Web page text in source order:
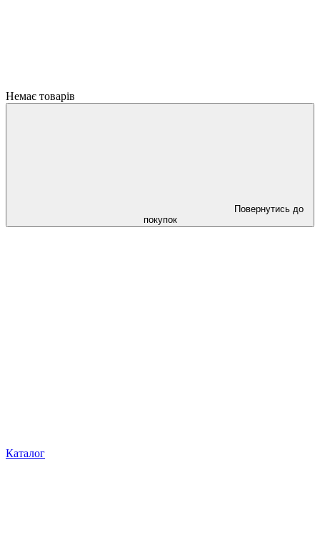
Немає товарів
Повернутись до
покупок
Каталог